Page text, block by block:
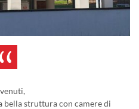
bella struttura con camere di